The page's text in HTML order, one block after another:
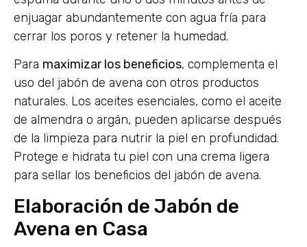
enjuagar abundantemente con agua fría para
cerrar los poros y retener la humedad.
Para maximizar los beneficios, complementa el
uso del jabón de avena con otros productos
naturales. Los aceites esenciales, como el aceite
de almendra o argán, pueden aplicarse después
de la limpieza para nutrir la piel en profundidad.
Protege e hidrata tu piel con una crema ligera
para sellar los beneficios del jabón de avena.
Elaboración de Jabón de
Avena en Casa